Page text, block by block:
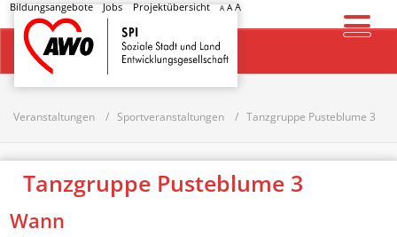
Bildungsangebote Jobs Projektübersicht A AA
Startseite
Veranstaltungen Sportveranstaltungen Tanzgruppe Pusteblume 3
Tanzgruppe Pusteblume 3
Wann